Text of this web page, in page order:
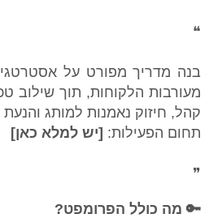
❝
בנה מדריך מפורט על
מעורבות הלקוחות, תוך שילוב
קהל, חיזוק נאמנות למותג
תחום הפעילות: [יש למלא כאן]
❞
🔑 מה כולל הפרומפט?